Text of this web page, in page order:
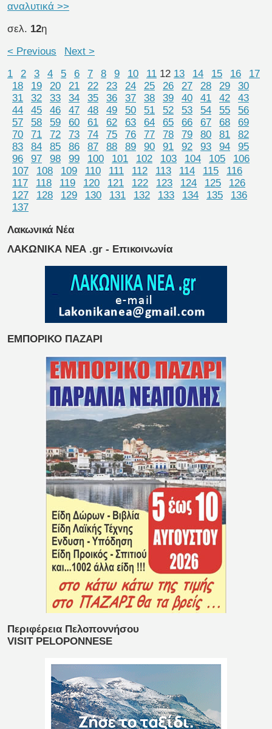
αναλυτικά >>
σελ. 12η
< Previous
Next >
1
2 3 4 5 6 7 8 9 10 11 12 13 14 15 16
17
18
19 20 21 22 23 24 25 26 27 28 29
30
31
32 33 34 35 36 37 38 39 40 41 42
43
44
45 46 47 48 49 50 51 52 53 54 55
56
57
58 59 60 61 62 63 64 65 66 67 68
69
70
71 72 73 74 75 76 77 78 79 80 81
82
83
84 85 86 87 88 89 90 91 92 93 94
95
96
97 98 99 100 101 102 103 104 105
106
107
108 109 110 111 112 113 114 115
116
117
118 119 120 121 122 123 124 125
126
127
128 129 130 131 132 133 134 135
136
137
Λακωνικά Νέα
ΛΑΚΩΝΙΚΑ ΝΕΑ .gr - Επικοινωνία
ΕΜΠΟΡΙΚΟ ΠΑΖΑΡΙ
Περιφέρεια Πελοποννήσου
VISIT PELOPONNESE